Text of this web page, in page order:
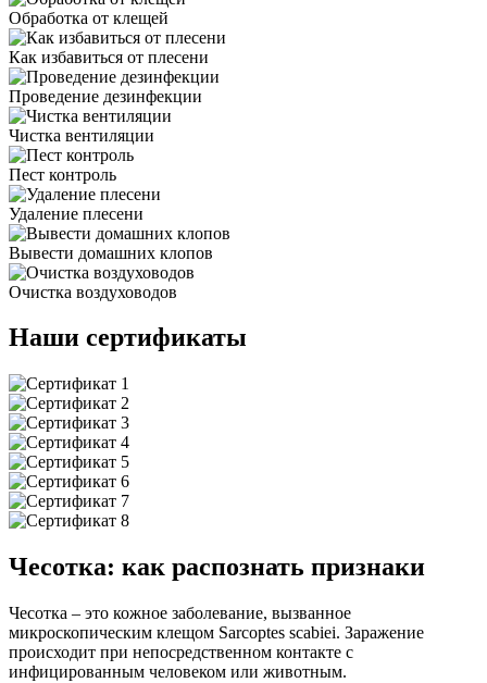
Обработка от клещей
Как избавиться от плесени
Проведение дезинфекции
Чистка вентиляции
Пест контроль
Удаление плесени
Вывести домашних клопов
Очистка воздуховодов
Наши сертификаты
Чесотка: как распознать признаки
Чесотка – это кожное заболевание, вызванное
микроскопическим клещом Sarcoptes scabiei. Заражение
происходит при непосредственном контакте с
инфицированным человеком или животным.